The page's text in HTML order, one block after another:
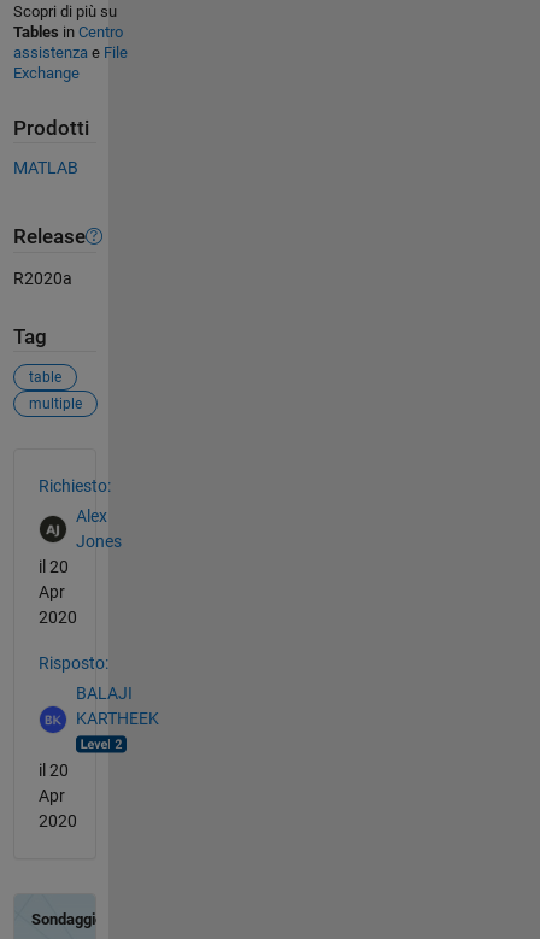
Scopri di più su
Tables in Centro
assistenza e File
Exchange
Prodotti
MATLAB
Release
R2020a
Tag
table
multiple
Richiesto:
Alex
Jones
il 20
Apr
2020
Risposto:
BALAJI
KARTHEEK
il 20
Apr
2020